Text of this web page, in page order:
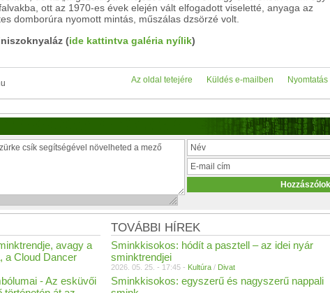
ott az 1970-es évek elején vált elfogadott viseletté, anyaga az
domborúra nyomott mintás, műszálas dzsörzé volt.
(ide kattintva galéria nyílik)
Nyomtatás
Küldés e-mailben
Az oldal tetejére
TOVÁBBI HÍREK
Sminkkisokos: hódít a pasztell – az idei nyár
sminktrendjei
2026. 05. 25. - 17:45 - Kultúra / Divat
Sminkkisokos: egyszerű és nagyszerű nappali
avagy a
a Cloud Dancer
- Az esküvői